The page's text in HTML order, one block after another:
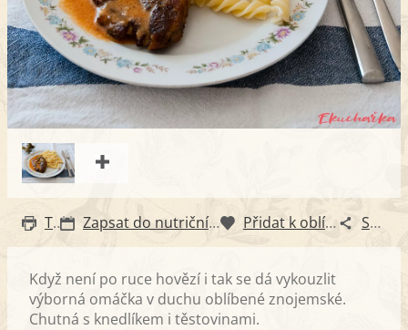
Tisk Zapsat do nutričního diáře Přidat k oblíbeným Sdílet
Když není po ruce hovězí i tak se dá vykouzlit
výborná omáčka v duchu oblíbené znojemské.
Chutná s knedlíkem i těstovinami.